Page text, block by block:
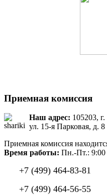
Приемная комиссия
Наш адрес: 105203,
ул. 15-я Парковая, д. 8
Приемная комиссия
Время работы: Пн.-Пт.: 9:00
+7 (499) 464-83-81
+7 (499) 464-56-55